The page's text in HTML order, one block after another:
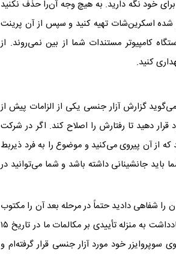
خود نگه دارید. به هیچ وجه آن‌را حذف نکنید
شده اسکرین‌شات تهیه کنید و سپس از آن پرینت
کامپیوتر مستندات شما از بین نمی‌روند. از
کنید.
می‌گوید گزارش آزار جنسی یکی از الزامات پیش از
دهید تا رفتارش را اصلاح کند. اگر در شرکت
از آن پیروی می‌کنید و موضوع را به فرد ذیربط
جانشینانی داشته باشد و شما می‌توانید در
را شفاهی دادید حتماً در مرحله بعد آن را مکتوب
کنید. گزارش مکتوب شما می‌تواند به این ترتیب باشد: «این یادداشت به منزله تأییدی بر مکالمات ما در تاریخ ۱۵
سوپروایزر خود مورد آزار جنسی قرار گرفته‌ام و